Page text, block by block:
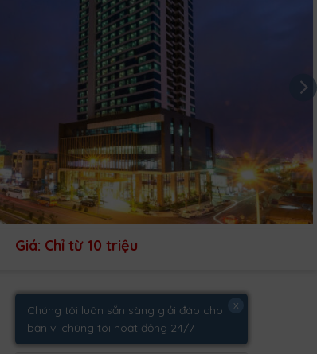
Giá: Chỉ từ 10 triệu
Chúng tôi luôn sẵn sàng giải đáp cho
bạn vì chúng tôi hoạt động 24/7
x